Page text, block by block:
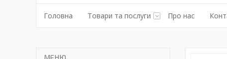
Головна Товари та послуги Про нас